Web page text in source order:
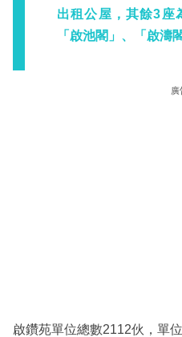
出租公屋，其餘3座
「啟池閣」、「啟濤
廣
啟鑽苑單位總數2112伙，單